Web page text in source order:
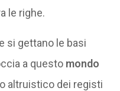
le righe.
si gettano le basi
a questo mondo
altruistico dei registi